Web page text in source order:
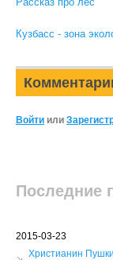
Кузбасс - зона
Войти или
Последние
2015-03-23
Христианин